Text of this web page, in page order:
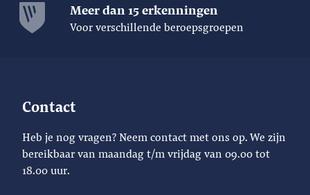
Meer dan 15 erkenningen
Voor verschillende beroepsgroepen
Contact
Heb je nog vragen? Neem contact met ons op. We zijn
bereikbaar van maandag t/m vrijdag van 09.00 tot
18.00 uur.